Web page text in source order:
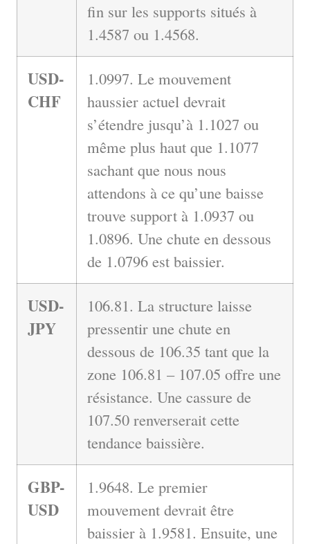
fin sur les supports situés à
1.4587 ou 1.4568.
USD-
CHF
1.0997. Le mouvement
haussier actuel devrait
s’étendre jusqu’à 1.1027 ou
même plus haut que 1.1077
sachant que nous nous
attendons à ce qu’une baisse
trouve support à 1.0937 ou
1.0896. Une chute en dessous
de 1.0796 est baissier.
USD-
JPY
106.81. La structure laisse
pressentir une chute en
dessous de 106.35 tant que la
zone 106.81 – 107.05 offre une
résistance. Une cassure de
107.50 renverserait cette
tendance baissière.
GBP-
USD
1.9648. Le premier
mouvement devrait être
baissier à 1.9581. Ensuite, une